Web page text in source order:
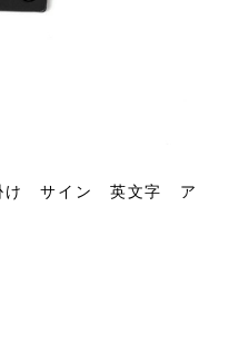
け サイン 英文字 ア